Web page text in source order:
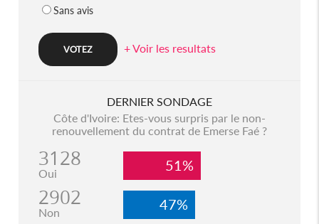
Sans avis
+ Voir les resultats
DERNIER SONDAGE
Côte d'Ivoire: Etes-vous surpris par le non-
renouvellement du contrat de Emerse Faé ?
3128
Oui 51%
2902
Non 47%